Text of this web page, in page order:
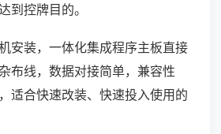
到控牌目的。
安装，一体化集成程序主板直接
布线，数据对接简单，兼容性
适合快速改装、快速投入使用的